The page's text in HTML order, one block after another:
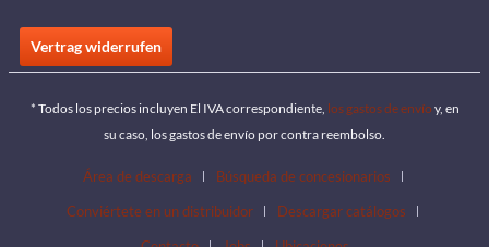
Vertrag widerrufen
* Todos los precios incluyen El IVA correspondiente, los gastos de envío y, en
su caso, los gastos de envío por contra reembolso.
Área de descarga
Búsqueda de concesionarios
Conviértete en un distribuidor
Descargar catálogos